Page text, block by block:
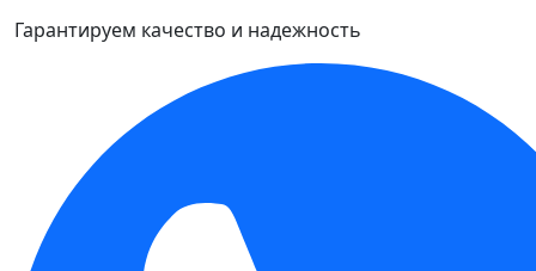
Гарантируем качество и надежность